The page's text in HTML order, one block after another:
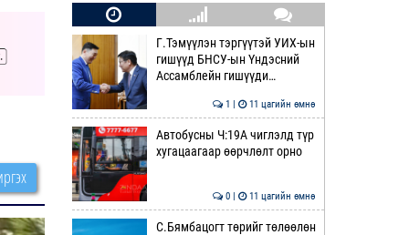
Г.Тэмүүлэн тэргүүтэй УИХ-ын
гишүүд БНСУ-ын Үндэсний
Ассамблейн гишүүди…
1 | 11 цагийн өмнө
Автобусны Ч:19А чиглэлд түр
хугацаагаар өөрчлөлт орно
0 | 11 цагийн өмнө
С.Бямбацогт төрийг төлөөлөн